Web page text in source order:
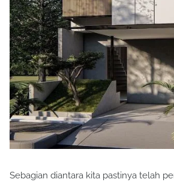
Sebagian diantara kita pastinya telah